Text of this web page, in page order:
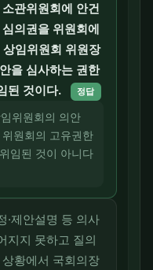
관위원회에 안건
의권을 위원회에
임위원회 위원장
을 심사하는 권한
된 것이다.
정답
위원회의 의안
원회의 고유권한
임된 것이 아니다
·제안설명 등 의사
지지 못하고 질의
황에서 국회의장